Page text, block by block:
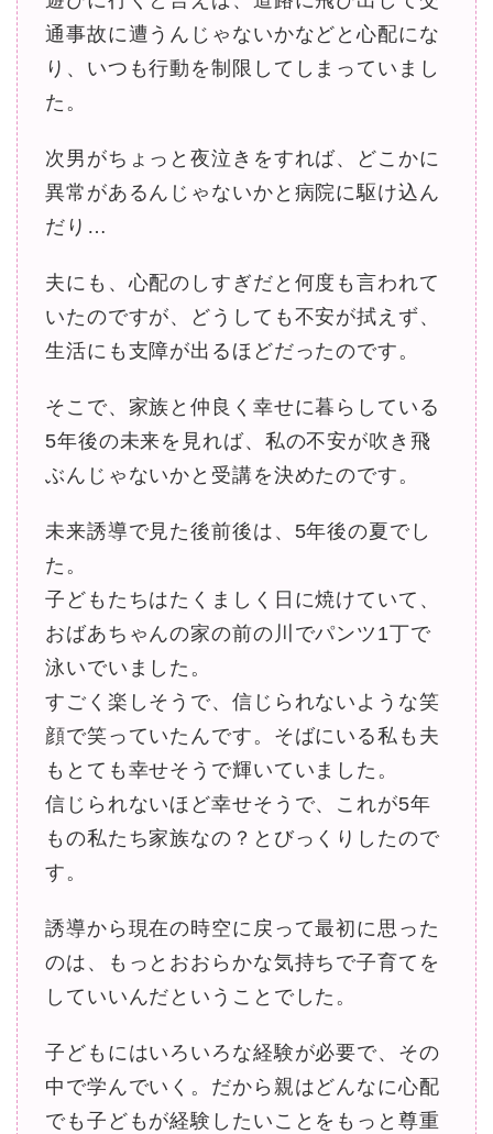
通事故に遭うんじゃないかなどと心配にな
り、いつも行動を制限してしまっていまし
た。
次男がちょっと夜泣きをすれば、どこかに
異常があるんじゃないかと病院に駆け込ん
だり…
夫にも、心配のしすぎだと何度も言われて
いたのですが、どうしても不安が拭えず、
生活にも支障が出るほどだったのです。
そこで、家族と仲良く幸せに暮らしている
5年後の未来を見れば、私の不安が吹き飛
ぶんじゃないかと受講を決めたのです。
未来誘導で見た後前後は、5年後の夏でし
た。
子どもたちはたくましく日に焼けていて、
おばあちゃんの家の前の川でパンツ1丁で
泳いでいました。
すごく楽しそうで、信じられないような笑
顔で笑っていたんです。そばにいる私も夫
もとても幸せそうで輝いていました。
信じられないほど幸せそうで、これが5年
もの私たち家族なの？とびっくりしたので
す。
誘導から現在の時空に戻って最初に思った
のは、もっとおおらかな気持ちで子育てを
していいんだということでした。
子どもにはいろいろな経験が必要で、その
中で学んでいく。だから親はどんなに心配
でも子どもが経験したいことをもっと尊重